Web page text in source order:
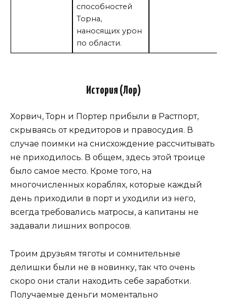
способностей
Торна,
наносящих урон
по области.
История (Лор)
Хорвич, Торн и Портер прибыли в Растпорт,
скрываясь от кредиторов и правосудия. В
случае поимки на снисхождение рассчитывать
не приходилось. В общем, здесь этой троице
было самое место. Кроме того, на
многочисленных кораблях, которые каждый
день приходили в порт и уходили из него,
всегда требовались матросы, а капитаны не
задавали лишних вопросов.
Троим друзьям тяготы и сомнительные
делишки были не в новинку, так что очень
скоро они стали находить себе заработки.
Получаемые деньги моментально